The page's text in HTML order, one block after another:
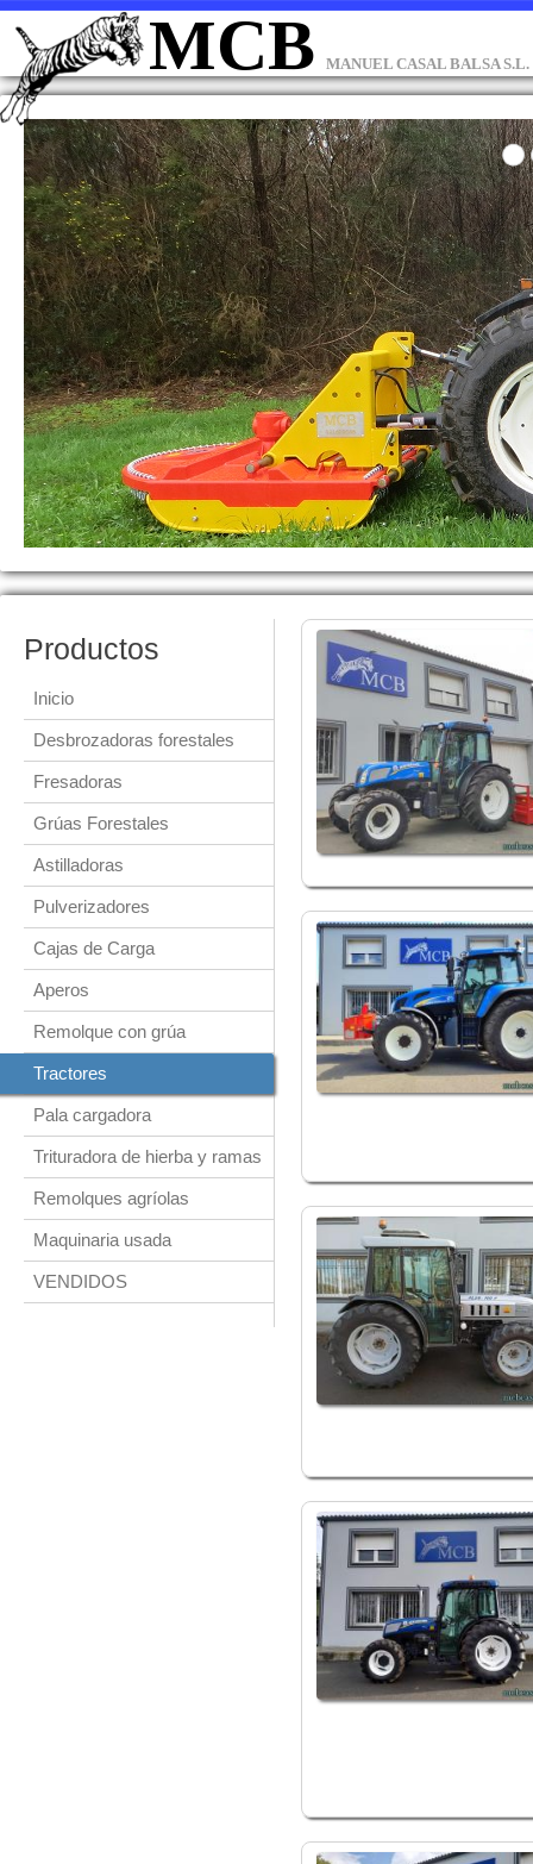
MCB MANUEL CASAL BALSA S.L.
Productos
Inicio
Desbrozadoras forestales
Fresadoras
Grúas Forestales
Astilladoras
Pulverizadores
Cajas de Carga
Aperos
Remolque con grúa
Tractores
Pala cargadora
Trituradora de hierba y ramas
Remolques agríolas
Maquinaria usada
VENDIDOS